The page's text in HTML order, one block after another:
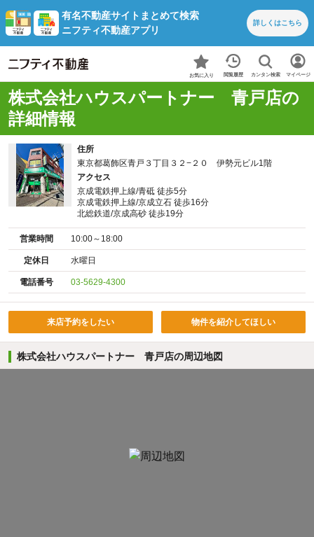
有名不動産サイトまとめて検索
ニフティ不動産アプリ
詳しくはこちら
お気に入り 閲覧履歴 カンタン検索 マイページ
株式会社ハウスパートナー 青戸店の
詳細情報
住所
東京都葛飾区青戸３丁目３２−２０ 伊勢元ビル1階
アクセス
京成電鉄押上線/青砥 徒歩5分
京成電鉄押上線/京成立石 徒歩16分
北総鉄道/京成高砂 徒歩19分
営業時間 10:00～18:00
定休日 水曜日
電話番号 03-5629-4300
来店予約をしたい 物件を紹介してほしい
株式会社ハウスパートナー 青戸店の周辺地図